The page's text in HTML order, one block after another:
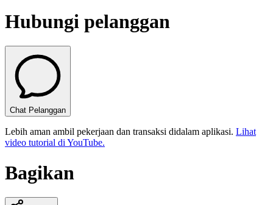
Hubungi pelanggan
Chat Pelanggan
Lebih aman ambil pekerjaan dan transaksi didalam aplikasi. Lihat
video tutorial di YouTube.
Bagikan